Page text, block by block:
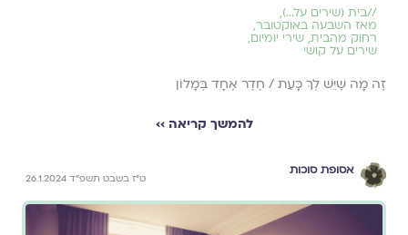
//בית (שירים על...),
מאז השבעה באוקטובר,
רחוק מהבית, שירי יומיום,
שירים על קושי
זֶה מָה שֶׁיֵּשׁ לְךְ כָּעֵת / חֶדֶר אֶחָד בְּמָלוֹן
להמשך קריאה ››
אסופת סוכות
ט״ז בשבט תשפ״ד 26.1.2024